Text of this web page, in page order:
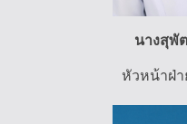
นางสุพั
หัวหน้าฝ่า